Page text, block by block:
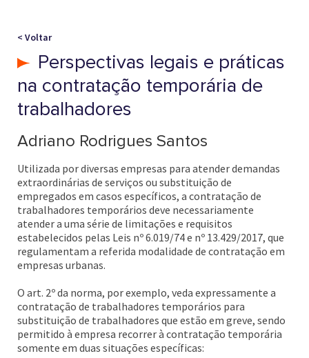
< Voltar
Perspectivas legais e práticas
na contratação temporária de
trabalhadores
Adriano Rodrigues Santos
Utilizada por diversas empresas para atender demandas
extraordinárias de serviços ou substituição de
empregados em casos específicos, a contratação de
trabalhadores temporários deve necessariamente
atender a uma série de limitações e requisitos
estabelecidos pelas Leis nº 6.019/74 e nº 13.429/2017, que
regulamentam a referida modalidade de contratação em
empresas urbanas.
O art. 2º da norma, por exemplo, veda expressamente a
contratação de trabalhadores temporários para
substituição de trabalhadores que estão em greve, sendo
permitido à empresa recorrer à contratação temporária
somente em duas situações específicas: